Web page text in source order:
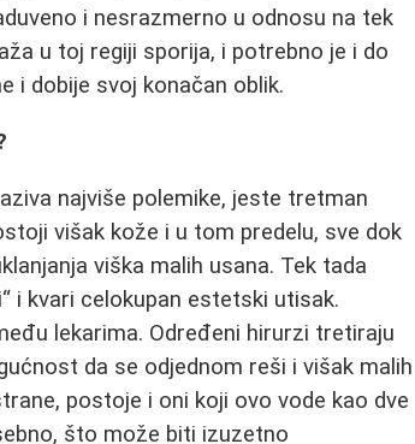
i nesrazmerno u odnosu na tek
u toj regiji sporija, i potrebno je i do
i dobije svoj konačan oblik.
najviše polemike, jeste tretman
višak kože i u tom predelu, sve dok
viška malih usana. Tek tada
i kvari celokupan estetski utisak.
lekarima. Određeni hirurzi tretiraju
da se odjednom reši i višak malih
postoje i oni koji ovo vode kao dve
što može biti izuzetno